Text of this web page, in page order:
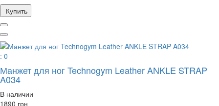
Купить
: 0
Манжет для ног Technogym Leather ANKLE STRAP
A034
В наличии
1890 грн